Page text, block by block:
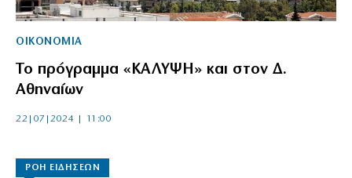
ΟΙΚΟΝΟΜΙΑ
Το πρόγραμμα «ΚΑΛΥΨΗ» και στον Δ.
Αθηναίων
22|07|2024 | 11:00
ΡΟΗ ΕΙΔΗΣΕΩΝ